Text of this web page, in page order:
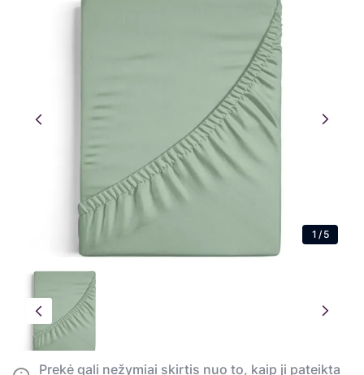
1 / 5
Prekė gali nežymiai skirtis nuo to, kaip ji pateikta